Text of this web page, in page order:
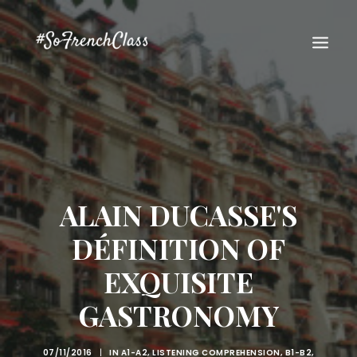
#SOFRENCHCLASS PRIVACY POLICY
Recherche
ALAIN DUCASSE'S
DÉFINITION OF
EXQUISITE
GASTRONOMY
07/11/2016 | IN A1-A2,LISTENING COMPREHENSION,B1-B2,